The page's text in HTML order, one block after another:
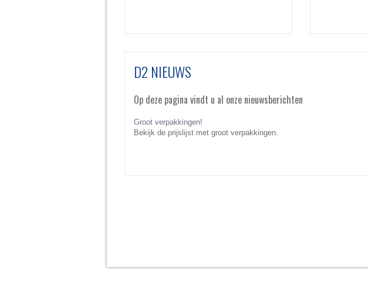
D2 NIEUWS
Op deze pagina vindt u al onze nieuwsberichten
Groot verpakkingen!
Bekijk de prijslijst met groot verpakkingen.